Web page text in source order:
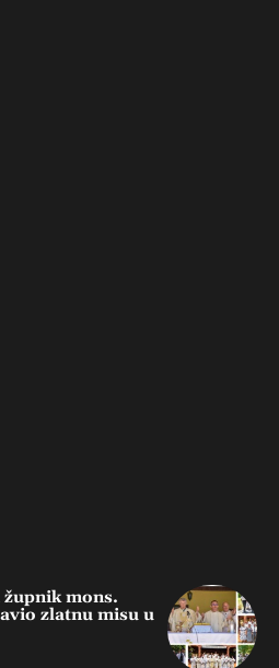
župnik mons.
zlatnu misu u